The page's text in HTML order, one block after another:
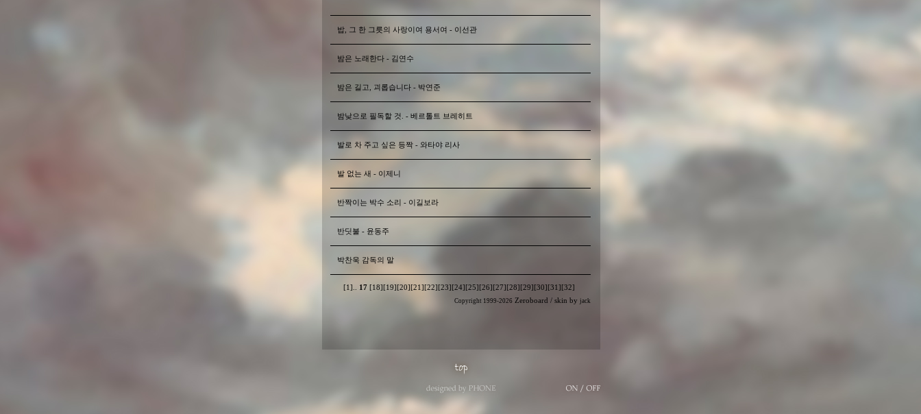
밥, 그 한 그릇의 사랑이여 용서여 - 이선관
밤은 노래한다 - 김연수
밤은 길고, 괴롭습니다 - 박연준
밤낮으로 필독할 것. - 베르톨트 브레히트
발로 차 주고 싶은 등짝 - 와타야 리사
발 없는 새 - 이제니
반짝이는 박수 소리 - 이길보라
반딧불 - 윤동주
박찬욱 감독의 말
[1] 17 [18] [19] [20] [21] [22] [23] [24] [25] [26] [27] [28] [29] [30] [31] [32]
Copyright 1999-2026 Zeroboard / skin by jack